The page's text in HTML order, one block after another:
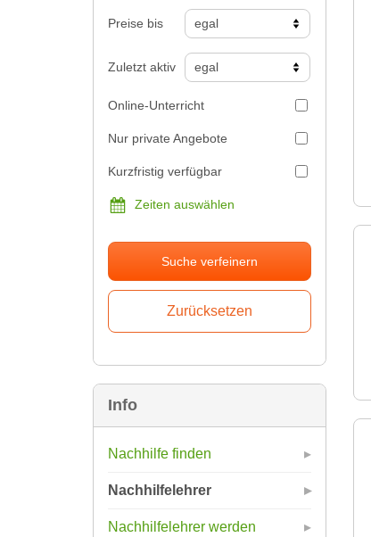
Preise bis
Zuletzt aktiv
Online-Unterricht
Nur private Angebote
Kurzfristig verfügbar
Zeiten auswählen
Suche verfeinern
Info
Nachhilfe finden
Nachhilfelehrer
Nachhilfelehrer werden